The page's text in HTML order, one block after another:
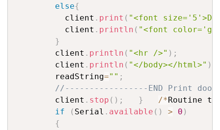
else{
          client
. print ( "<font
          client
. println ( "<font
}
        client
. println ( "<hr />" ) ;
        client
. println ( "</body></html>" )
        readString
="" ;
//-----------------END Print door
        client
. stop ( ) ; } /* Routine
if
( Serial . available ( ) > 0 )
{